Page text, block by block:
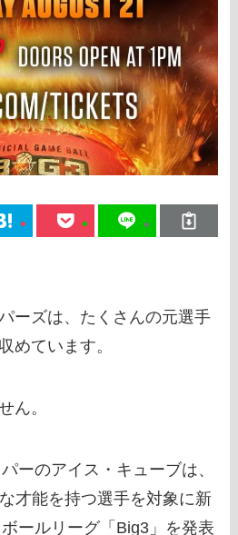
ーズは、たくさんの元選手
めています。
ん。
ーのアイス・キューブは、
才能を持つ選手を対象に新
ールリーグ「Big3」を発表